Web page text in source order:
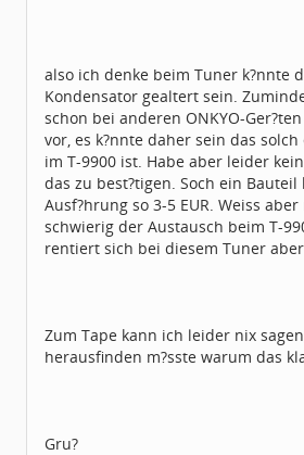
also ich denke beim Tuner k?nnte
Kondensator gealtert sein.
schon bei anderen ONKYO-
vor, es k?nnte daher sein das
im T-9900 ist. Habe aber leider
das zu best?tigen. Soch ein Bauteil
Ausf?hrung so 3-5 EUR. Weiss
schwierig der Austausch beim T-
rentiert sich bei diesem Tuner
Zum Tape kann ich leider nix
herausfinden m?sste warum das
Gru?